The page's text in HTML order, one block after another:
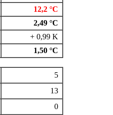
12,2 °C
2,49 °C
+ 0,99 K
1,50 °C
5
13
0